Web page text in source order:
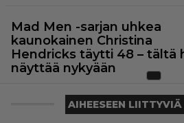
Mad Men -sarjan uhkea
kaunokainen Christina
Hendricks täytti 48 – tältä
näyttää nykyään
AIHEESEEN